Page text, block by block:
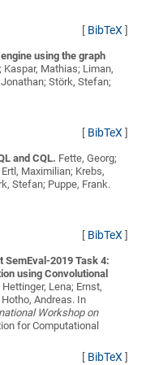
[ BibTeX ]
using the graph
Kaspar, Mathias; Liman,
Störk, Stefan;
[ BibTeX ]
and CQL. Fette, Georg;
Maximilian; Krebs,
Stefan; Puppe, Frank.
[ BibTeX ]
SemEval-2019 Task 4:
using Convolutional
Lena; Ernst,
Andreas. In
Workshop on
for Computational
[ BibTeX ]